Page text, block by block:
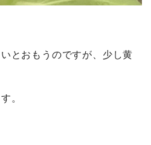
とおもうのですが、少し黄
。